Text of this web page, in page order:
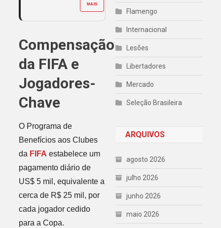
MAIS
Compensação
da FIFA e
Jogadores-
Chave
O Programa de
Benefícios aos Clubes
da FIFA estabelece um
pagamento diário de
US$ 5 mil, equivalente a
cerca de R$ 25 mil, por
cada jogador cedido
para a Copa.
Flamengo
Internacional
Lesões
Libertadores
Mercado
Seleção Brasileira
ARQUIVOS
agosto 2026
julho 2026
junho 2026
maio 2026